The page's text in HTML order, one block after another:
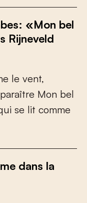
«Mon bel
Rijneveld
e le vent,
paraître Mon bel
ui se lit comme
dans la